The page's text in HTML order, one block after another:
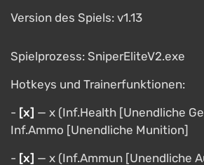
Version des Spiels: v1.13
Spielprozess: SniperEliteV2.exe
Hotkeys und Trainerfunktionen:
- [х] — х (Inf.Health [Unendliche
Inf.Ammo [Unendliche Munition]
- [х] — х (Inf.Ammun [Unendliche